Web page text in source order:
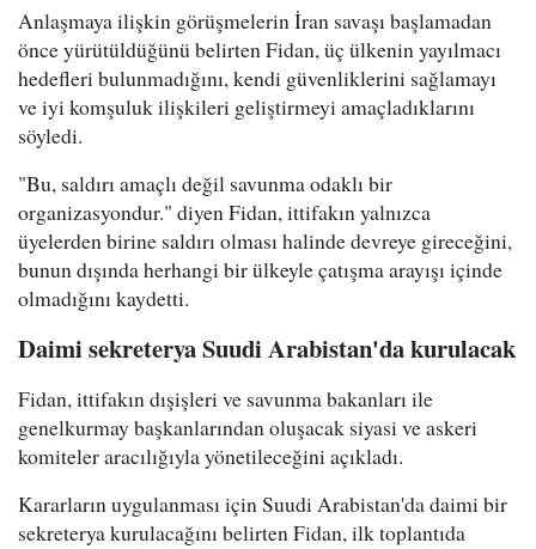
Anlaşmaya ilişkin görüşmelerin İran savaşı başlamadan
önce yürütüldüğünü belirten Fidan, üç ülkenin yayılmacı
hedefleri bulunmadığını, kendi güvenliklerini sağlamayı
ve iyi komşuluk ilişkileri geliştirmeyi amaçladıklarını
söyledi.
"Bu, saldırı amaçlı değil savunma odaklı bir
organizasyondur." diyen Fidan, ittifakın yalnızca
üyelerden birine saldırı olması halinde devreye gireceğini,
bunun dışında herhangi bir ülkeyle çatışma arayışı içinde
olmadığını kaydetti.
Daimi sekreterya Suudi Arabistan'da kurulacak
Fidan, ittifakın dışişleri ve savunma bakanları ile
genelkurmay başkanlarından oluşacak siyasi ve askeri
komiteler aracılığıyla yönetileceğini açıkladı.
Kararların uygulanması için Suudi Arabistan'da daimi bir
sekreterya kurulacağını belirten Fidan, ilk toplantıda